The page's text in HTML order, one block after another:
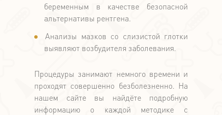
беременным в качестве безопасной
альтернативы рентгена.
Анализы мазков со слизистой глотки
выявляют возбудителя заболевания.
Процедуры занимают немного времени и
проходят совершенно безболезненно. На
нашем сайте вы найдёте подробную
информацию о каждой методике с